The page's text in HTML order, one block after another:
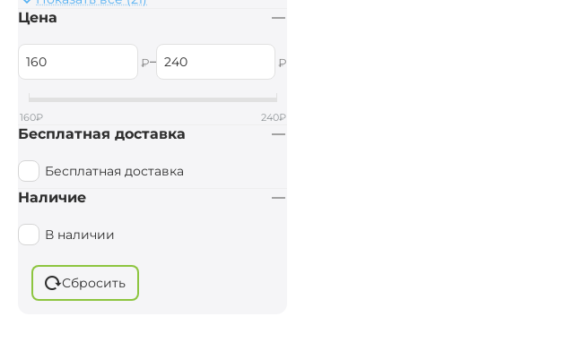
AVID CARP
JAG
Prologic
KORUM
Cygnet
BoyaBY
Цена
₽– ₽
160₽ 240₽
Бесплатная доставка
Бесплатная доставка
Наличие
В наличии
Сбросить